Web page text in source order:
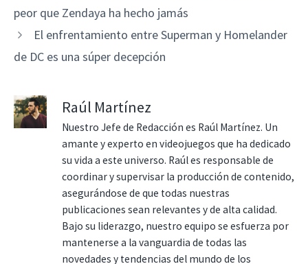
peor que Zendaya ha hecho jamás
El enfrentamiento entre Superman y Homelander
de DC es una súper decepción
Raúl Martínez
Nuestro Jefe de Redacción es Raúl Martínez. Un
amante y experto en videojuegos que ha dedicado
su vida a este universo. Raúl es responsable de
coordinar y supervisar la producción de contenido,
asegurándose de que todas nuestras
publicaciones sean relevantes y de alta calidad.
Bajo su liderazgo, nuestro equipo se esfuerza por
mantenerse a la vanguardia de todas las
novedades y tendencias del mundo de los